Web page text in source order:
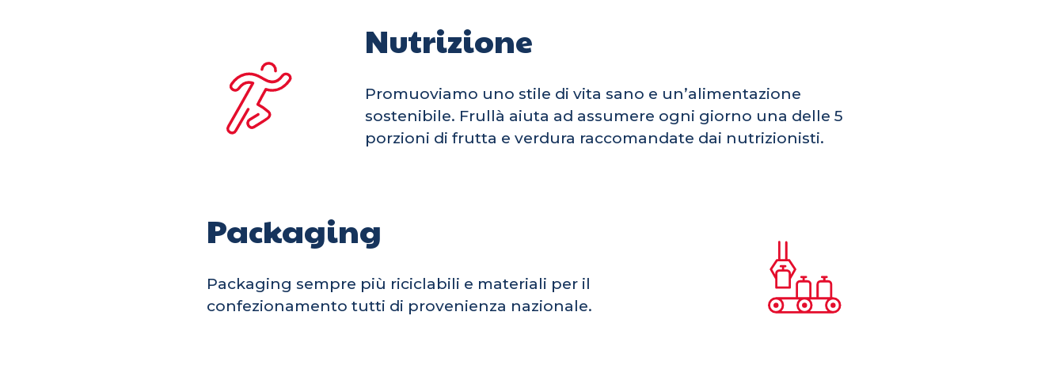
Nutrizione
Promuoviamo uno stile di vita sano e un’alimentazione
sostenibile. Frullà aiuta ad assumere ogni giorno una delle 5
porzioni di frutta e verdura raccomandate dai nutrizionisti.
Packaging
Packaging sempre più riciclabili e materiali per il
confezionamento tutti di provenienza nazionale.